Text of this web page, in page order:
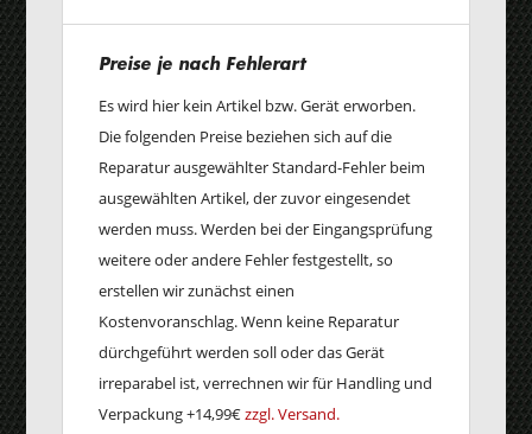
Preise je nach Fehlerart
Es wird hier kein Artikel bzw. Gerät erworben.
Die folgenden Preise beziehen sich auf die
Reparatur ausgewählter Standard-Fehler beim
ausgewählten Artikel, der zuvor eingesendet
werden muss. Werden bei der Eingangsprüfung
weitere oder andere Fehler festgestellt, so
erstellen wir zunächst einen
Kostenvoranschlag. Wenn keine Reparatur
dürchgeführt werden soll oder das Gerät
irreparabel ist, verrechnen wir für Handling und
Verpackung +14,99€zzgl. Versand.